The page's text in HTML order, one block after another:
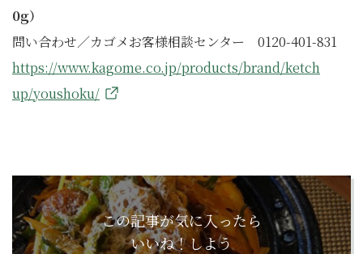
0g）
問い合わせ／カゴメお客様相談センター 0120-401-831
https://www.kagome.co.jp/products/brand/ketch
up/youshoku/
この記事が気に入ったら
いいね！しよう